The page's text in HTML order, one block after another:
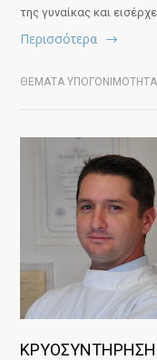
της γυναίκας και
Περισσότερα
ΘΕΜΑΤΑ
ΚΡΥΟΣΥΝΤΗΡΗΣΗ